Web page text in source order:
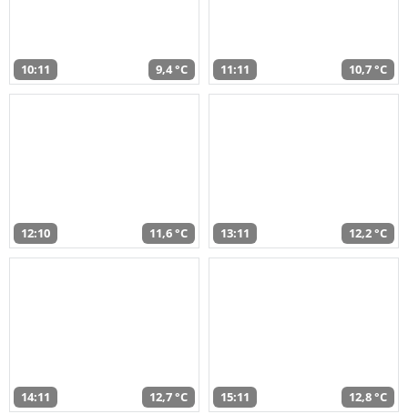
10:11 9,4 °C 11:11 10,7 °C
12:10 11,6 °C 13:11 12,2 °C
14:11 12,7 °C 15:11 12,8 °C